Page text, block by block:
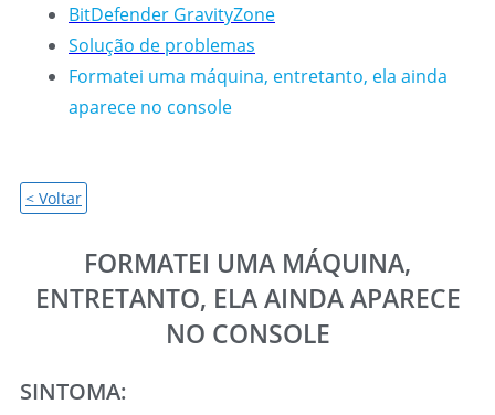
BitDefender GravityZone
Solução de problemas
Formatei uma máquina, entretanto, ela ainda
aparece no console
< Voltar
FORMATEI UMA MÁQUINA,
ENTRETANTO, ELA AINDA APARECE
NO CONSOLE
SINTOMA: